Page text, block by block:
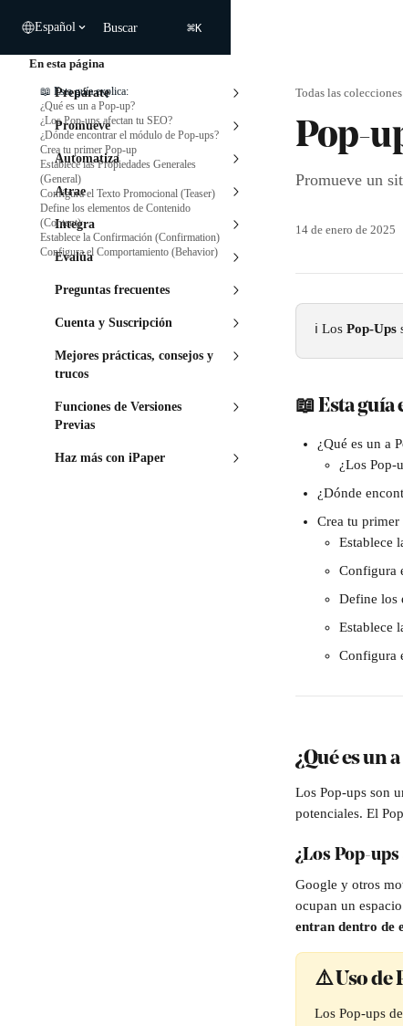
Español Buscar ⌘K
Prepárate
Promueve
Automatiza
Atrae
Integra
Evalúa
Preguntas frecuentes
Cuenta y Suscripción
Mejores prácticas, consejos y
trucos
Funciones de Versiones
Previas
Haz más con iPaper
Todas las colecciones
Pop-
Promueve un
14 de enero de 2025
ℹ️ Los Pop-Ups
📖 Esta guía
¿Qué es un a
¿Los Pop-
¿Dónde
Crea tu primer
Establece
Configura
Define los
Establece
Configura
¿Qué es un
Los Pop-ups son
potenciales. El
¿Los Pop-
Google y otros
ocupan un
entran dentro de
⚠️ Uso de
Los Pop-ups
En esta página
📖 Esta guía explica:
¿Qué es un a Pop-up?
¿Los Pop-ups afectan tu SEO?
¿Dónde encontrar el módulo de Pop-ups?
Crea tu primer Pop-up
Establece las Propiedades Generales
(General)
Configura el Texto Promocional (Teaser)
Define los elementos de Contenido
(Content)
Establece la Confirmación (Confirmation)
Configura el Comportamiento (Behavior)